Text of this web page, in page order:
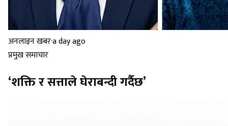
अनलाइन खबर·a day ago
प्रमुख समाचार
‘शक्ति र सत्ताले घेराबन्दी गर्दैछ’